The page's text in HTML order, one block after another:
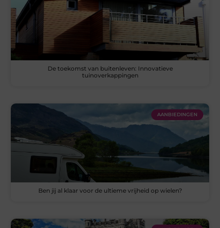
De toekomst van buitenleven: Innovatieve
tuinoverkappingen
AANBIEDINGEN
Ben jij al klaar voor de ultieme vrijheid op wielen?